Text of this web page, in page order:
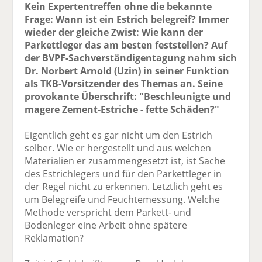
Kein Expertentreffen ohne die bekannte
Frage: Wann ist ein Estrich belegreif? Immer
wieder der gleiche Zwist: Wie kann der
Parkettleger das am besten feststellen? Auf
der BVPF-Sachverständigentagung nahm sich
Dr. Norbert Arnold (Uzin) in seiner Funktion
als TKB-Vorsitzender des Themas an. Seine
provokante Überschrift: "Beschleunigte und
magere Zement-Estriche - fette Schäden?"
Eigentlich geht es gar nicht um den Estrich
selber. Wie er hergestellt und aus welchen
Materialien er zusammengesetzt ist, ist Sache
des Estrichlegers und für den Parkettleger in
der Regel nicht zu erkennen. Letztlich geht es
um Belegreife und Feuchtemessung. Welche
Methode verspricht dem Parkett- und
Bodenleger eine Arbeit ohne spätere
Reklamation?